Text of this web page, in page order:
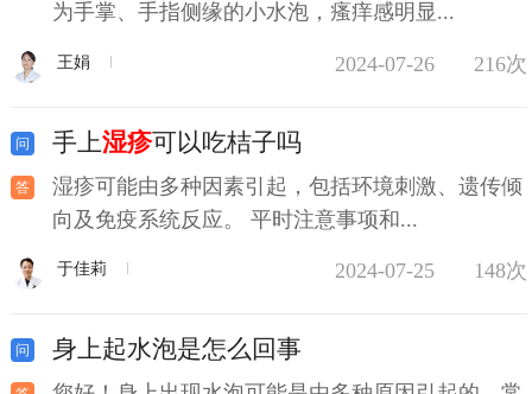
为手掌、手指侧缘的小水泡，瘙痒感明显...
王娟 2024-07-26 216次
手上湿疹可以吃桔子吗
湿疹可能由多种因素引起，包括环境刺激、遗传倾
向及免疫系统反应。 平时注意事项和...
于佳莉 2024-07-25 148次
身上起水泡是怎么回事